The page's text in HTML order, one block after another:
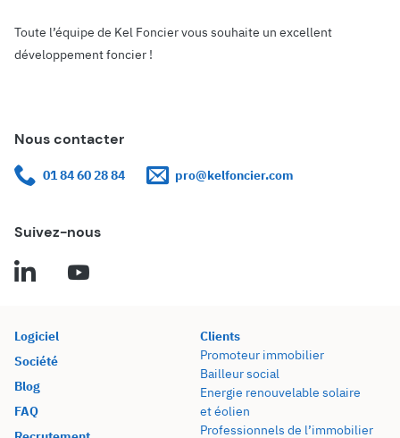
Toute l’équipe de Kel Foncier vous souhaite un excellent
développement foncier !
Nous contacter
01 84 60 28 84 pro@kelfoncier.com
Suivez-nous
Logiciel
Société
Blog
FAQ
Clients
Promoteur immobilier
Bailleur social
Energie renouvelable solaire
et éolien
Professionnels de l’immobilier